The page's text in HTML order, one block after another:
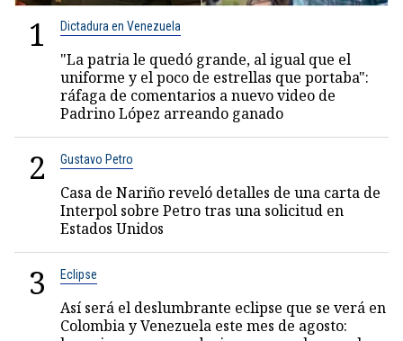
1 Dictadura en Venezuela
"La patria le quedó grande, al igual que el
uniforme y el poco de estrellas que portaba":
ráfaga de comentarios a nuevo video de
Padrino López arreando ganado
2 Gustavo Petro
Casa de Nariño reveló detalles de una carta de
Interpol sobre Petro tras una solicitud en
Estados Unidos
3 Eclipse
Así será el deslumbrante eclipse que se verá en
Colombia y Venezuela este mes de agosto: